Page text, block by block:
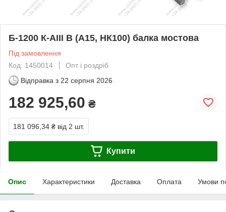
Б-1200 К-АІІІ В (А15, НК100) балка мостова
Під замовлення
Код: 1450014
Опт і роздріб
Відправка з 22 серпня 2026
182 925,60 ₴
181 096,34 ₴ від 2 шт.
Купити
Опис Характеристики Доставка Оплата Умови